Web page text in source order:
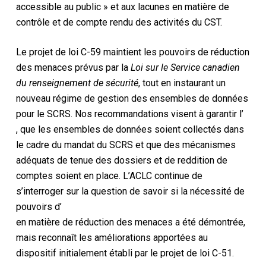
accessible au public » et aux lacunes en matière de
contrôle et de compte rendu des activités du CST.
Le projet de loi C-59 maintient les pouvoirs de réduction
des menaces prévus par la Loi sur le Service canadien
du renseignement de sécurité, tout en instaurant un
nouveau régime de gestion des ensembles de données
pour le SCRS. Nos recommandations visent à garantir l’
, que les ensembles de données soient collectés dans
le cadre du mandat du SCRS et que des mécanismes
adéquats de tenue des dossiers et de reddition de
comptes soient en place. L’ACLC continue de
s’interroger sur la question de savoir si la nécessité de
pouvoirs d’
en matière de réduction des menaces a été démontrée,
mais reconnaît les améliorations apportées au
dispositif initialement établi par le projet de loi C-51.